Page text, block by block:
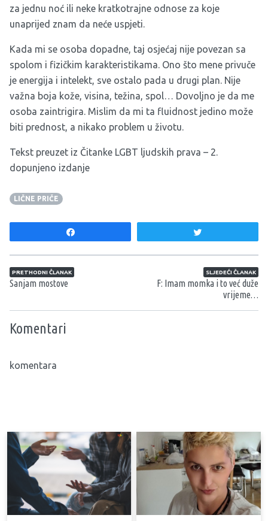
za jednu noć ili neke kratkotrajne odnose za koje
unaprijed znam da neće uspjeti.
Kada mi se osoba dopadne, taj osjećaj nije povezan sa
spolom i fizičkim karakteristikama. Ono što mene privuče
je energija i intelekt, sve ostalo pada u drugi plan. Nije
važna boja kože, visina, težina, spol… Dovoljno je da me
osoba zaintrigira. Mislim da mi ta fluidnost jedino može
biti prednost, a nikako problem u životu.
Tekst preuzet iz Čitanke LGBT ljudskih prava – 2.
dopunjeno izdanje
LIČNE PRIČE
Navigacija članaka
PRETHODNI ČLANAK
Sanjam mostove
SLJEDEĆI ČLANAK
F: Imam momka i to već duže
vrijeme…
Komentari
komentara